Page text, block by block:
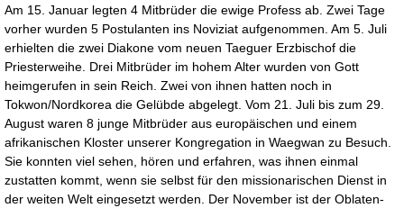
Am 15. Januar legten 4 Mitbrüder die ewige Profess ab. Zwei Tage
vorher wurden 5 Postulanten ins Noviziat aufgenommen. Am 5. Juli
erhielten die zwei Diakone vom neuen Taeguer Erzbischof die
Priesterweihe. Drei Mitbrüder im hohem Alter wurden von Gott
heimgerufen in sein Reich. Zwei von ihnen hatten noch in
Tokwon/Nordkorea die Gelübde abgelegt. Vom 21. Juli bis zum 29.
August waren 8 junge Mitbrüder aus europäischen und einem
afrikanischen Kloster unserer Kongregation in Waegwan zu Besuch.
Sie konnten viel sehen, hören und erfahren, was ihnen einmal
zustatten kommt, wenn sie selbst für den missionarischen Dienst in
der weiten Welt eingesetzt werden. Der November ist der Oblaten-